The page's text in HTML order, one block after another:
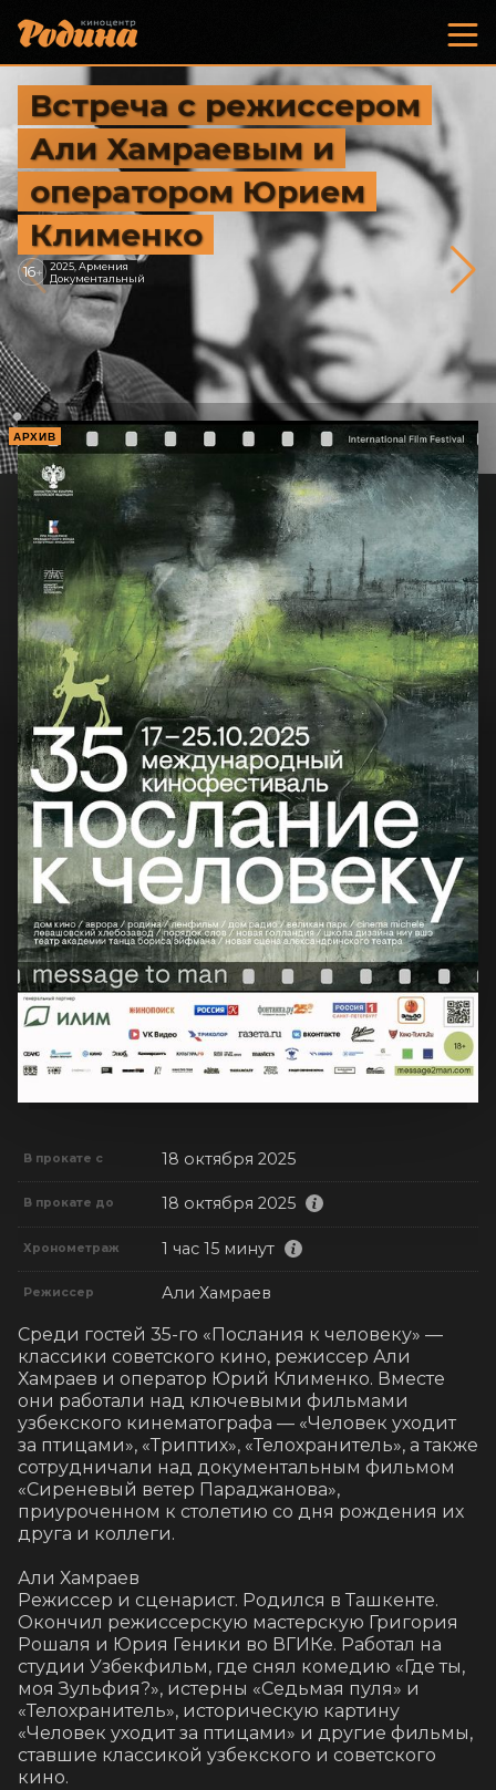
Встреча с режиссером
Али Хамраевым и
оператором Юрием
Клименко
16+
2025, Армения
Документальный
АРХИВ
В прокате с 18 октября 2025
В прокате до 18 октября 2025
Хронометраж 1 час 15 минут
Режиссер Али Хамраев
Среди гостей 35-го «Послания к человеку» —
классики советского кино, режиссер Али
Хамраев и оператор Юрий Клименко. Вместе
они работали над ключевыми фильмами
узбекского кинематографа — «Человек уходит
за птицами», «Триптих», «Телохранитель», а также
сотрудничали над документальным фильмом
«Сиреневый ветер Параджанова»,
приуроченном к столетию со дня рождения их
друга и коллеги.
Али Хамраев
Режиссер и сценарист. Родился в Ташкенте.
Окончил режиссерскую мастерскую Григория
Рошаля и Юрия Геники во ВГИКе. Работал на
студии Узбекфильм, где снял комедию «Где ты,
моя Зульфия?», истерны «Седьмая пуля» и
«Телохранитель», историческую картину
«Человек уходит за птицами» и другие фильмы,
ставшие классикой узбекского и советского
кино.